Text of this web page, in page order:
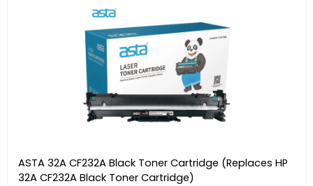
ASTA 32A CF232A Black Toner Cartridge (Replaces HP
32A CF232A Black Toner Cartridge)